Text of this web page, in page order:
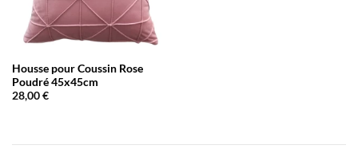
Housse pour Coussin Rose
Poudré 45x45cm
28,00€